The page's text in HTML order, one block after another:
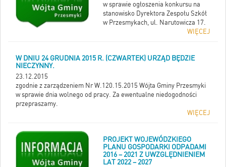
w sprawie ogłoszenia konkursu na
stanowisko Dyrektora Zespołu Szkół
w Przesmykach, ul. Narutowicza 17.
WIĘCEJ
W DNIU 24 GRUDNIA 2015 R. (CZWARTEK) URZĄD BĘDZIE
NIECZYNNY.
23.12.2015
zgodnie z zarządzeniem Nr W.120.15.2015 Wójta Gminy Przesmyki
w sprawie dnia wolnego od pracy. Za ewentualne niedogodności
przepraszamy.
WIĘCEJ
PROJEKT WOJEWÓDZKIEGO
PLANU GOSPODARKI ODPADAMI
2016 – 2021 Z UWZGLĘDNIENIEM
LAT 2022 – 2027